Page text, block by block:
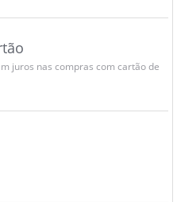
juros nas compras com cartão de